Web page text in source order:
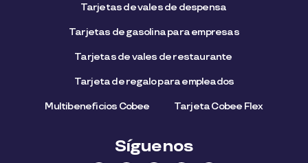
Tarjetas de vales de despensa
Tarjetas de gasolina para empresas
Tarjetas de vales de restaurante
Tarjeta de regalo para empleados​
Multibeneficios Cobee Tarjeta Cobee Flex
Síguenos